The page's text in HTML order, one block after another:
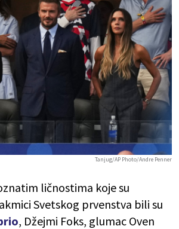
Tanjug/AP Photo/Andre Penner
ličnostima koje su
Svetskog prvenstva bili su
, Džejmi Foks, glumac Oven